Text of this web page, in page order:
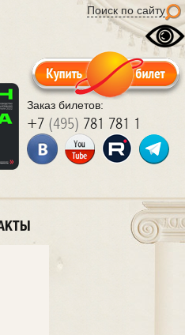
Поиск по сайту
Заказ билетов:
+7 (495) 781 781 1